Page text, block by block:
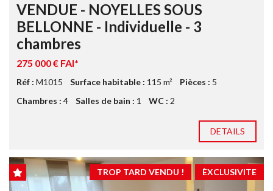
VENDUE - NOYELLES SOUS
BELLONNE - Individuelle - 3
chambres
275 000 € FAI*
Réf : M1015 Surface habitable : 115 m² Pièces : 5
Chambres : 4 Salles de bain : 1 WC : 2
DETAILS
ÈXCLUSIVITE
TROP TARD VENDU !